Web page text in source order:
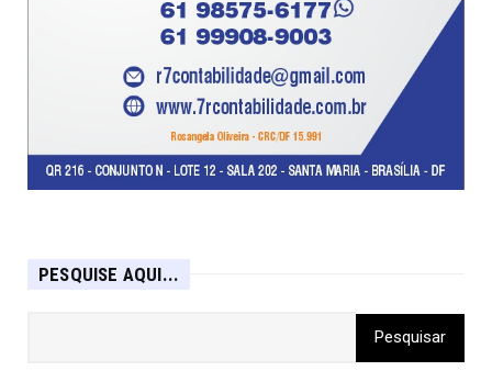
PESQUISE AQUI...